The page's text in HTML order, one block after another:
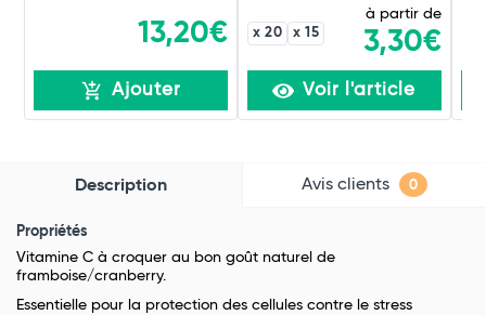
13,20€
Ajouter
x 20 x 15
à partir de
3,30€
Voir l'article
Description Avis clients 0
Propriétés
Vitamine C à croquer au bon goût naturel de
framboise/cranberry.
Essentielle pour la protection des cellules contre le stress